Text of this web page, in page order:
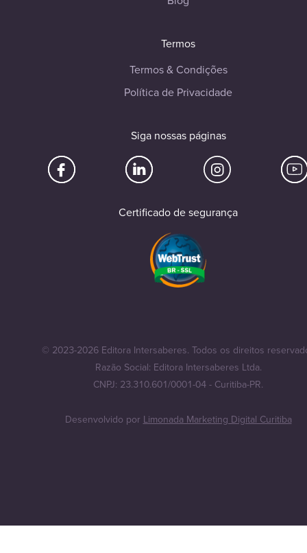
Termos
Termos & Condições
Política de Privacidade
Siga nossas páginas
Certificado de segurança
© 2023-2026 Editora Intersaberes. Todos os direitos
Razão Social: Editora Intersaberes Ltda.
CNPJ: 23.310.601/0001-04 - Curitiba-PR.
Desenvolvido porLimonada Marketing Digital Curitiba